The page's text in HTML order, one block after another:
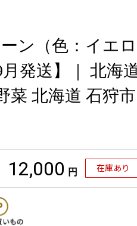
ン（色：イエロ
発送】｜ 北海
菜 北海道 石狩市
12,000 円 在庫あり